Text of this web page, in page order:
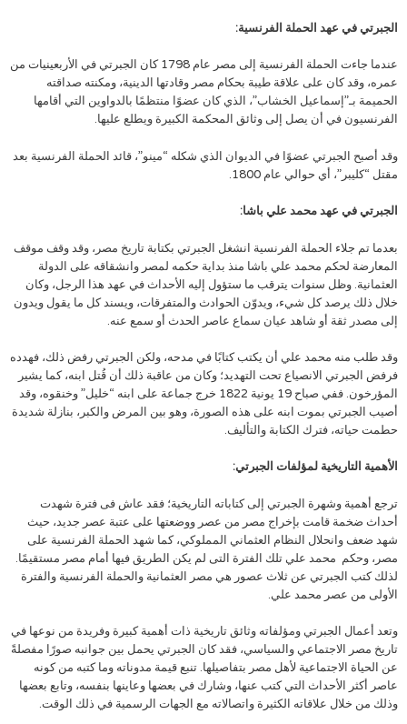
الجبرتي في عهد الحملة الفرنسية:
عندما جاءت الحملة الفرنسية إلى مصر عام 1798 كان الجبرتي في الأربعينيات من
عمره، وقد كان على علاقة طيبة بحكام مصر وقادتها الدينية، ومكنته صداقته
الحميمة بـ”إسماعيل الخشاب”، الذي كان عضوًا منتظمًا بالدواوين التي أقامها
الفرنسيون في أن يصل إلى وثائق المحكمة الكبيرة ويطلع عليها.
وقد أصبح الجبرتي عضوًا في الديوان الذي شكله “مينو”، قائد الحملة الفرنسية بعد
مقتل “كليبر”، أي حوالي عام 1800.
الجبرتي في عهد محمد علي باشا:
بعدما تم جلاء الحملة الفرنسية انشغل الجبرتي بكتابة تاريخ مصر، وقد وقف موقف
المعارضة لحكم محمد علي باشا منذ بداية حكمه لمصر وانشقاقه على الدولة
العثمانية. وظل سنوات يترقب ما ستؤول إليه الأحداث في عهد هذا الرجل، وكان
خلال ذلك يرصد كل شيء، ويدوّن الحوادث والمتفرقات، ويسند كل ما يقول ويدون
إلى مصدر ثقة أو شاهد عيان سماع عاصر الحدث أو سمع عنه.
وقد طلب منه محمد علي أن يكتب كتابًا في مدحه، ولكن الجبرتي رفض ذلك، فهدده
فرفض الجبرتي الانصياع تحت التهديد؛ وكان من عاقبة ذلك أن قُتل ابنه، كما يشير
المؤرخون. ففي صباح 19 يونية 1822 خرج جماعة على ابنه “خليل” وخنقوه، وقد
أصيب الجبرتي بموت ابنه على هذه الصورة، وهو بين المرض والكبر، بنازلة شديدة
حطمت حياته، فترك الكتابة والتأليف.
الأهمية التاريخية لمؤلفات الجبرتي:
ترجع أهمية وشهرة الجبرتي إلى كتاباته التاريخية؛ فقد عاش فى فترة شهدت
أحداث ضخمة قامت بإخراج مصر من عصر ووضعتها على عتبة عصر جديد، حيث
شهد ضعف وانحلال النظام العثماني المملوكي، كما شهد الحملة الفرنسية على
مصر، وحكم محمد علي تلك الفترة التى لم يكن الطريق فيها أمام مصر مستقيمًا.
لذلك كتب الجبرتي عن ثلاث عصور هي مصر العثمانية والحملة الفرنسية والفترة
الأولى من عصر محمد علي.
وتعد أعمال الجبرتي ومؤلفاته وثائق تاريخية ذات أهمية كبيرة وفريدة من نوعها في
تاريخ مصر الاجتماعي والسياسي، فقد كان الجبرتي يحمل بين جوانبه صورًا مفصلةً
عن الحياة الاجتماعية لأهل مصر بتفاصيلها. تنبع قيمة مدوناته وما كتبه من كونه
عاصر أكثر الأحداث التي كتب عنها، وشارك في بعضها وعاينها بنفسه، وتابع بعضها
وذلك من خلال علاقاته الكثيرة واتصالاته مع الجهات الرسمية في ذلك الوقت.